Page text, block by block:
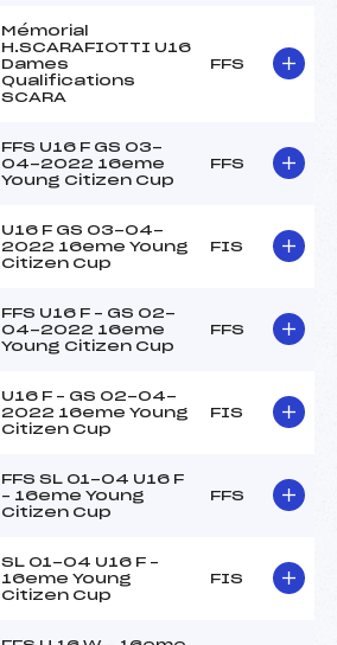
Mémorial
H.SCARAFIOTTI U16
Dames
Qualifications
SCARA
FFS
FFS U16 F GS 03-
04-2022 16eme
Young Citizen Cup
FFS
U16 F GS 03-04-
2022 16eme Young
Citizen Cup
FIS
FFS U16 F – GS 02-
04-2022 16eme
Young Citizen Cup
FFS
U16 F – GS 02-04-
2022 16eme Young
Citizen Cup
FIS
FFS SL 01-04 U16 F
– 16eme Young
Citizen Cup
FFS
SL 01-04 U16 F –
16eme Young
Citizen Cup
FIS